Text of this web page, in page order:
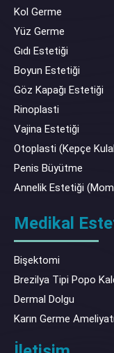
Kol Germe
Yüz Germe
Gıdı Estetiği
Boyun Estetiği
Göz Kapağı Estetiği
Rinoplasti
Vajina Estetiği
Otoplasti (Kepçe
Penis Büyütme
Annelik Estetiği
Medikal
Bişektomi
Brezilya Tipi Popo
Dermal Dolgu
Karın Germe Ameliyatı